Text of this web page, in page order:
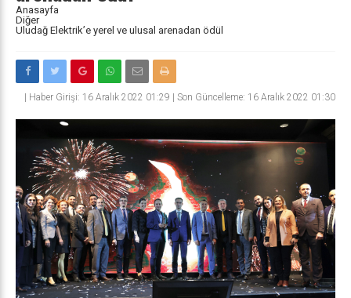
Anasayfa
Diğer
Uludağ Elektrik’e yerel ve ulusal arenadan ödül
Haber Girişi: 16 Aralık 2022 01:29 | Son Güncelleme: 16 Aralık 2022 01:30